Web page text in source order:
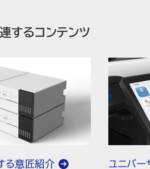
するコンテンツ
る意匠紹介 ユニバー